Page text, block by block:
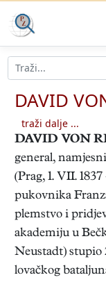
DAVID
traži dalje ...
DAVID VON
general,
(Prag, 1. VII.
pukovnika
plemstvo i
akademiju u
Neustadt) stupio
lovačkog